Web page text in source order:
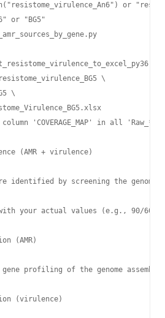
or
or "BG5"
\
\
'COVERAGE_MAP' in all 'Raw_*'
(AMR + virulence)
identified by screening the
with your actual values (e.g., 90/
(AMR)
gene profiling of the genome
(virulence)